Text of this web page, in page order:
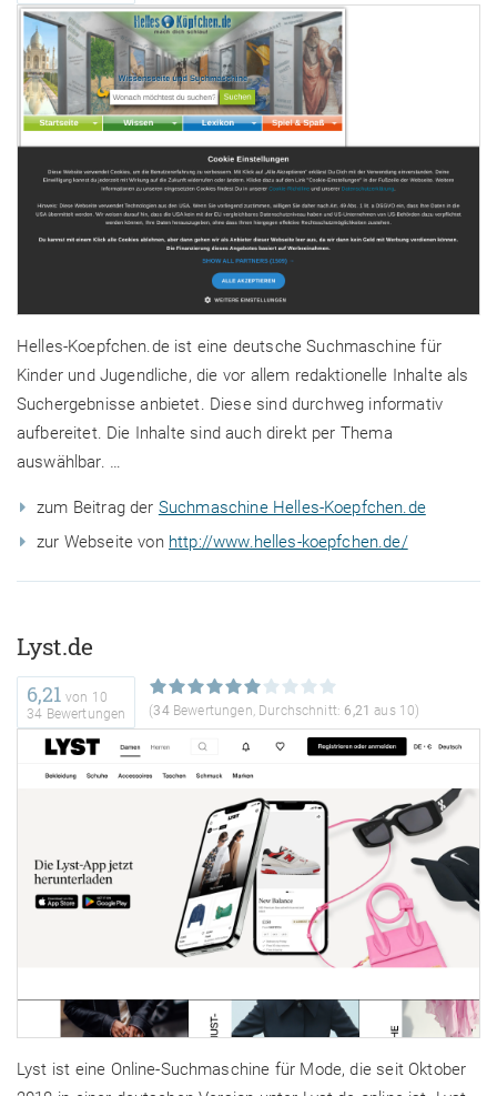
Helles-Koepfchen.de ist eine deutsche Suchmaschine für
Kinder und Jugendliche, die vor allem redaktionelle Inhalte als
Suchergebnisse anbietet. Diese sind durchweg informativ
aufbereitet. Die Inhalte sind auch direkt per Thema
auswählbar. …
zum Beitrag der Suchmaschine Helles-Koepfchen.de
zur Webseite von http://www.helles-koepfchen.de/
Lyst.de
6,21 von 10
34 Bewertungen
(34Bewertungen, Durchschnitt: 6,21 aus 10)
Lyst ist eine Online-Suchmaschine für Mode, die seit Oktober